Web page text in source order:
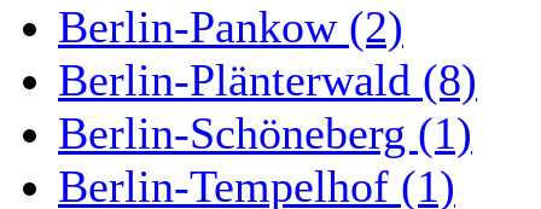
Berlin-Pankow (2)
Berlin-Plänterwald (8)
Berlin-Schöneberg (1)
Berlin-Tempelhof (1)